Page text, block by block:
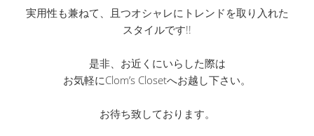
実用性も兼ねて、且つオシャレにトレンドを取り入れた
スタイルです!!
是非、お近くにいらした際は
お気軽にClom’s Closetへお越し下さい。
お待ち致しております。